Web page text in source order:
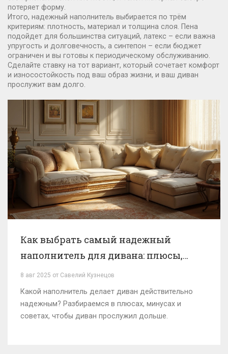
потеряет форму.
Итого, надежный наполнитель выбирается по трём
критериям: плотность, материал и толщина слоя. Пена
подойдет для большинства ситуаций, латекс – если важна
упругость и долговечность, а синтепон – если бюджет
ограничен и вы готовы к периодическому обслуживанию.
Сделайте ставку на тот вариант, который сочетает комфорт
и износостойкость под ваш образ жизни, и ваш диван
прослужит вам долго.
Как выбрать самый надежный
наполнитель для дивана: плюсы,
минусы, секреты долговечности
8 авг 2025 от Савелий Кузнецов
Какой наполнитель делает диван действительно
надежным? Разбираемся в плюсах, минусах и
советах, чтобы диван прослужил дольше.